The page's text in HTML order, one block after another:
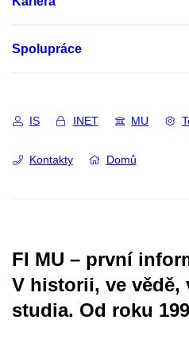
Spolupráce
IS INET MU
Kontakty Domů
FI MU – první
V historii, ve vědě,
studia. Od roku